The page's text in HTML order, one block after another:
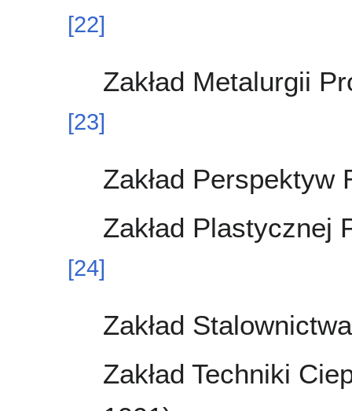
[22]
Zakład Metalurgii
[23]
Zakład Perspektyw
Zakład Plastycznej
[24]
Zakład
Zakład Techniki